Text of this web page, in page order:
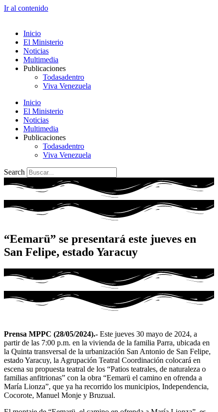
Ir al contenido
Inicio
El Ministerio
Noticias
Multimedia
Publicaciones
Todasadentro
Viva Venezuela
Inicio
El Ministerio
Noticias
Multimedia
Publicaciones
Todasadentro
Viva Venezuela
Search
“Eemarü” se presentará este jueves en
San Felipe, estado Yaracuy
Prensa MPPC (28/05/2024).- Este jueves 30 mayo de 2024, a
partir de las 7:00 p.m. en la vivienda de la familia Parra, ubicada en
la Quinta transversal de la urbanización San Antonio de San Felipe,
estado Yaracuy, la Agrupación Teatral Coordinación colocará en
escena su propuesta teatral de los “Patios teatrales, de naturaleza o
familias anfitrionas” con la obra “Eemarü el camino en ofrenda a
María Lionza”, que ya ha recorrido los municipios, Independencia,
Cocorote, Manuel Monje y Bruzual.